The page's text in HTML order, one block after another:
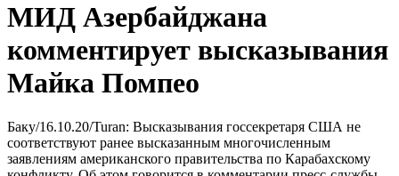
МИД Азербайджана
комментирует высказывания
Майка Помпео
Баку/16.10.20/Turan: Высказывания госсекретаря США не
соответствуют ранее высказанным многочисленным
заявлениям американского правительства по Карабахскому